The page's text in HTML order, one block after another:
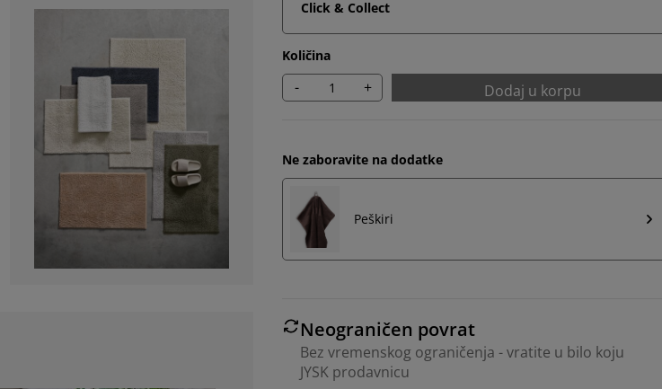
Click & Collect
Količina
- + Dodaj u korpu
Ne zaboravite na dodatke
Peškiri
Neograničen povrat
Bez vremenskog ograničenja - vratite u bilo koju
JYSK prodavnicu